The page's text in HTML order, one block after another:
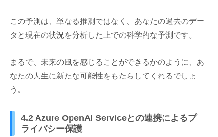
この予測は、単なる推測ではなく、あなたの過去のデー
タと現在の状況を分析した上での科学的な予測です。
まるで、未来の風を感じることができるかのように、あ
なたの人生に新たな可能性をもたらしてくれるでしょ
う。
4.2 Azure OpenAI Serviceとの連携によるプ
ライバシー保護